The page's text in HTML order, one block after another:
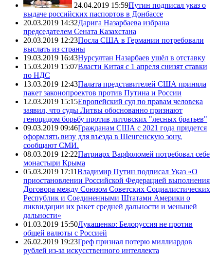
24.04.2019 15:59Путин подписал указ о
выдаче российских паспортов в Донбассе
20.03.2019 14:32Дарига Назарбаева избрана
председателем Сената Казахстана
20.03.2019 12:23Посла США в Германии потребовали
выслать из страны
19.03.2019 16:43Нурсултан Назарбаев ушёл в отставку
15.03.2019 15:07Власти Китая с 1 апреля снизят ставки
по НДС
13.03.2019 12:43Палата представителей США приняла
пакет законопроектов против Путина и России
12.03.2019 15:15Европейский суд по правам человека
заявил, что суды Литвы обоснованно признают
геноцидом борьбу против литовских "лесных братьев"
09.03.2019 09:46Гражданам США с 2021 года придется
оформлять визу для въезда в Шенгенскую зону,
сообщают СМИ.
08.03.2019 12:22Патриарх Варфоломей потребовал себе
монастыри Крыма
05.03.2019 17:11Владимир Путин подписал Указ «О
приостановлении Российской Федерацией выполнения
Договора между Союзом Советских Социалистических
Республик и Соединенными Штатами Америки о
ликвидации их ракет средней дальности и меньшей
дальности»
01.03.2019 15:50Лукашенко: Белоруссия не против
общей валюты с Россией
26.02.2019 19:23Греф признал потерю миллиардов
рублей из-за искусственного интеллекта